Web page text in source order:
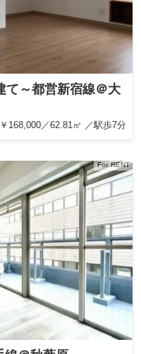
て～都営新宿線＠大
￥168,000／62.81㎡ ／駅歩7分
For RENT